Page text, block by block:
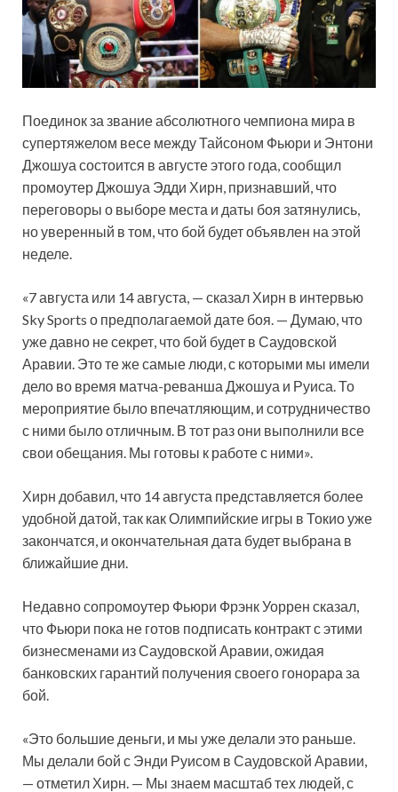
Поединок за звание абсолютного чемпиона мира в
супертяжелом весе между Тайсоном Фьюри и Энтони
Джошуа состоится в августе этого года, сообщил
промоутер Джошуа Эдди Хирн, признавший, что
переговоры о выборе места и даты боя затянулись,
но уверенный в том, что бой будетобъявлен на этой
неделе.
«7 августа или 14 августа, — сказал Хирн в интервью
Sky Sports о предполагаемой дате боя. — Думаю, что
уже давно не секрет, что бой будет в Саудовской
Аравии. Это те же самые люди, с которыми мы имели
дело во время матча-реванша Джошуа и Руиса. То
мероприятие было впечатляющим, и сотрудничество
с ними было отличным. В тот раз они выполнили все
свои обещания. Мы готовы к работе с ними».
Хирн добавил, что 14 августа представляется более
удобной датой, так как Олимпийские игры в Токио уже
закончатся, и окончательная дата будет выбрана в
ближайшие дни.
Недавно сопромоутер Фьюри Фрэнк Уоррен сказал,
что Фьюри пока не готов подписать контракт с этими
бизнесменами из Саудовской Аравии, ожидая
банковских гарантий получения своего гонорара за
бой.
«Это большие деньги, и мы уже делали это раньше.
Мы делали бой с Энди Руисом в Саудовской Аравии,
— отметил Хирн. — Мы знаем масштаб тех людей, с